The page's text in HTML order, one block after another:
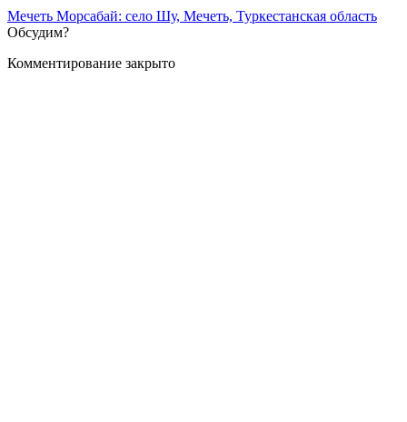
Мечеть Морсабай: село Шу, Мечеть, Туркестанская область
Обсудим?
Комментирование закрыто